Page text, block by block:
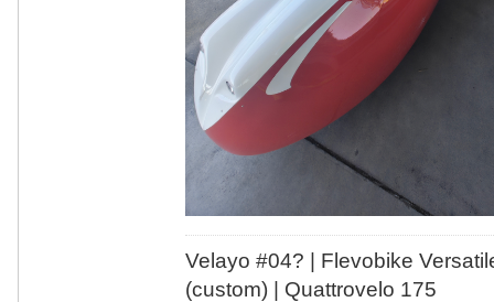
Velayo #04? | Flevobike
(custom) | Quattrovelo 175